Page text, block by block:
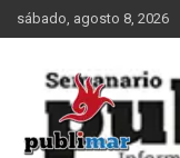
Saltar
al
sábado, agosto 8, 2026